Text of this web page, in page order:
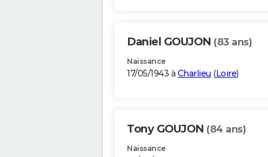
Daniel GOUJON (83 ans)
Naissance
17/05/1943 à Charlieu (Loire)
Tony GOUJON (84 ans)
Naissance